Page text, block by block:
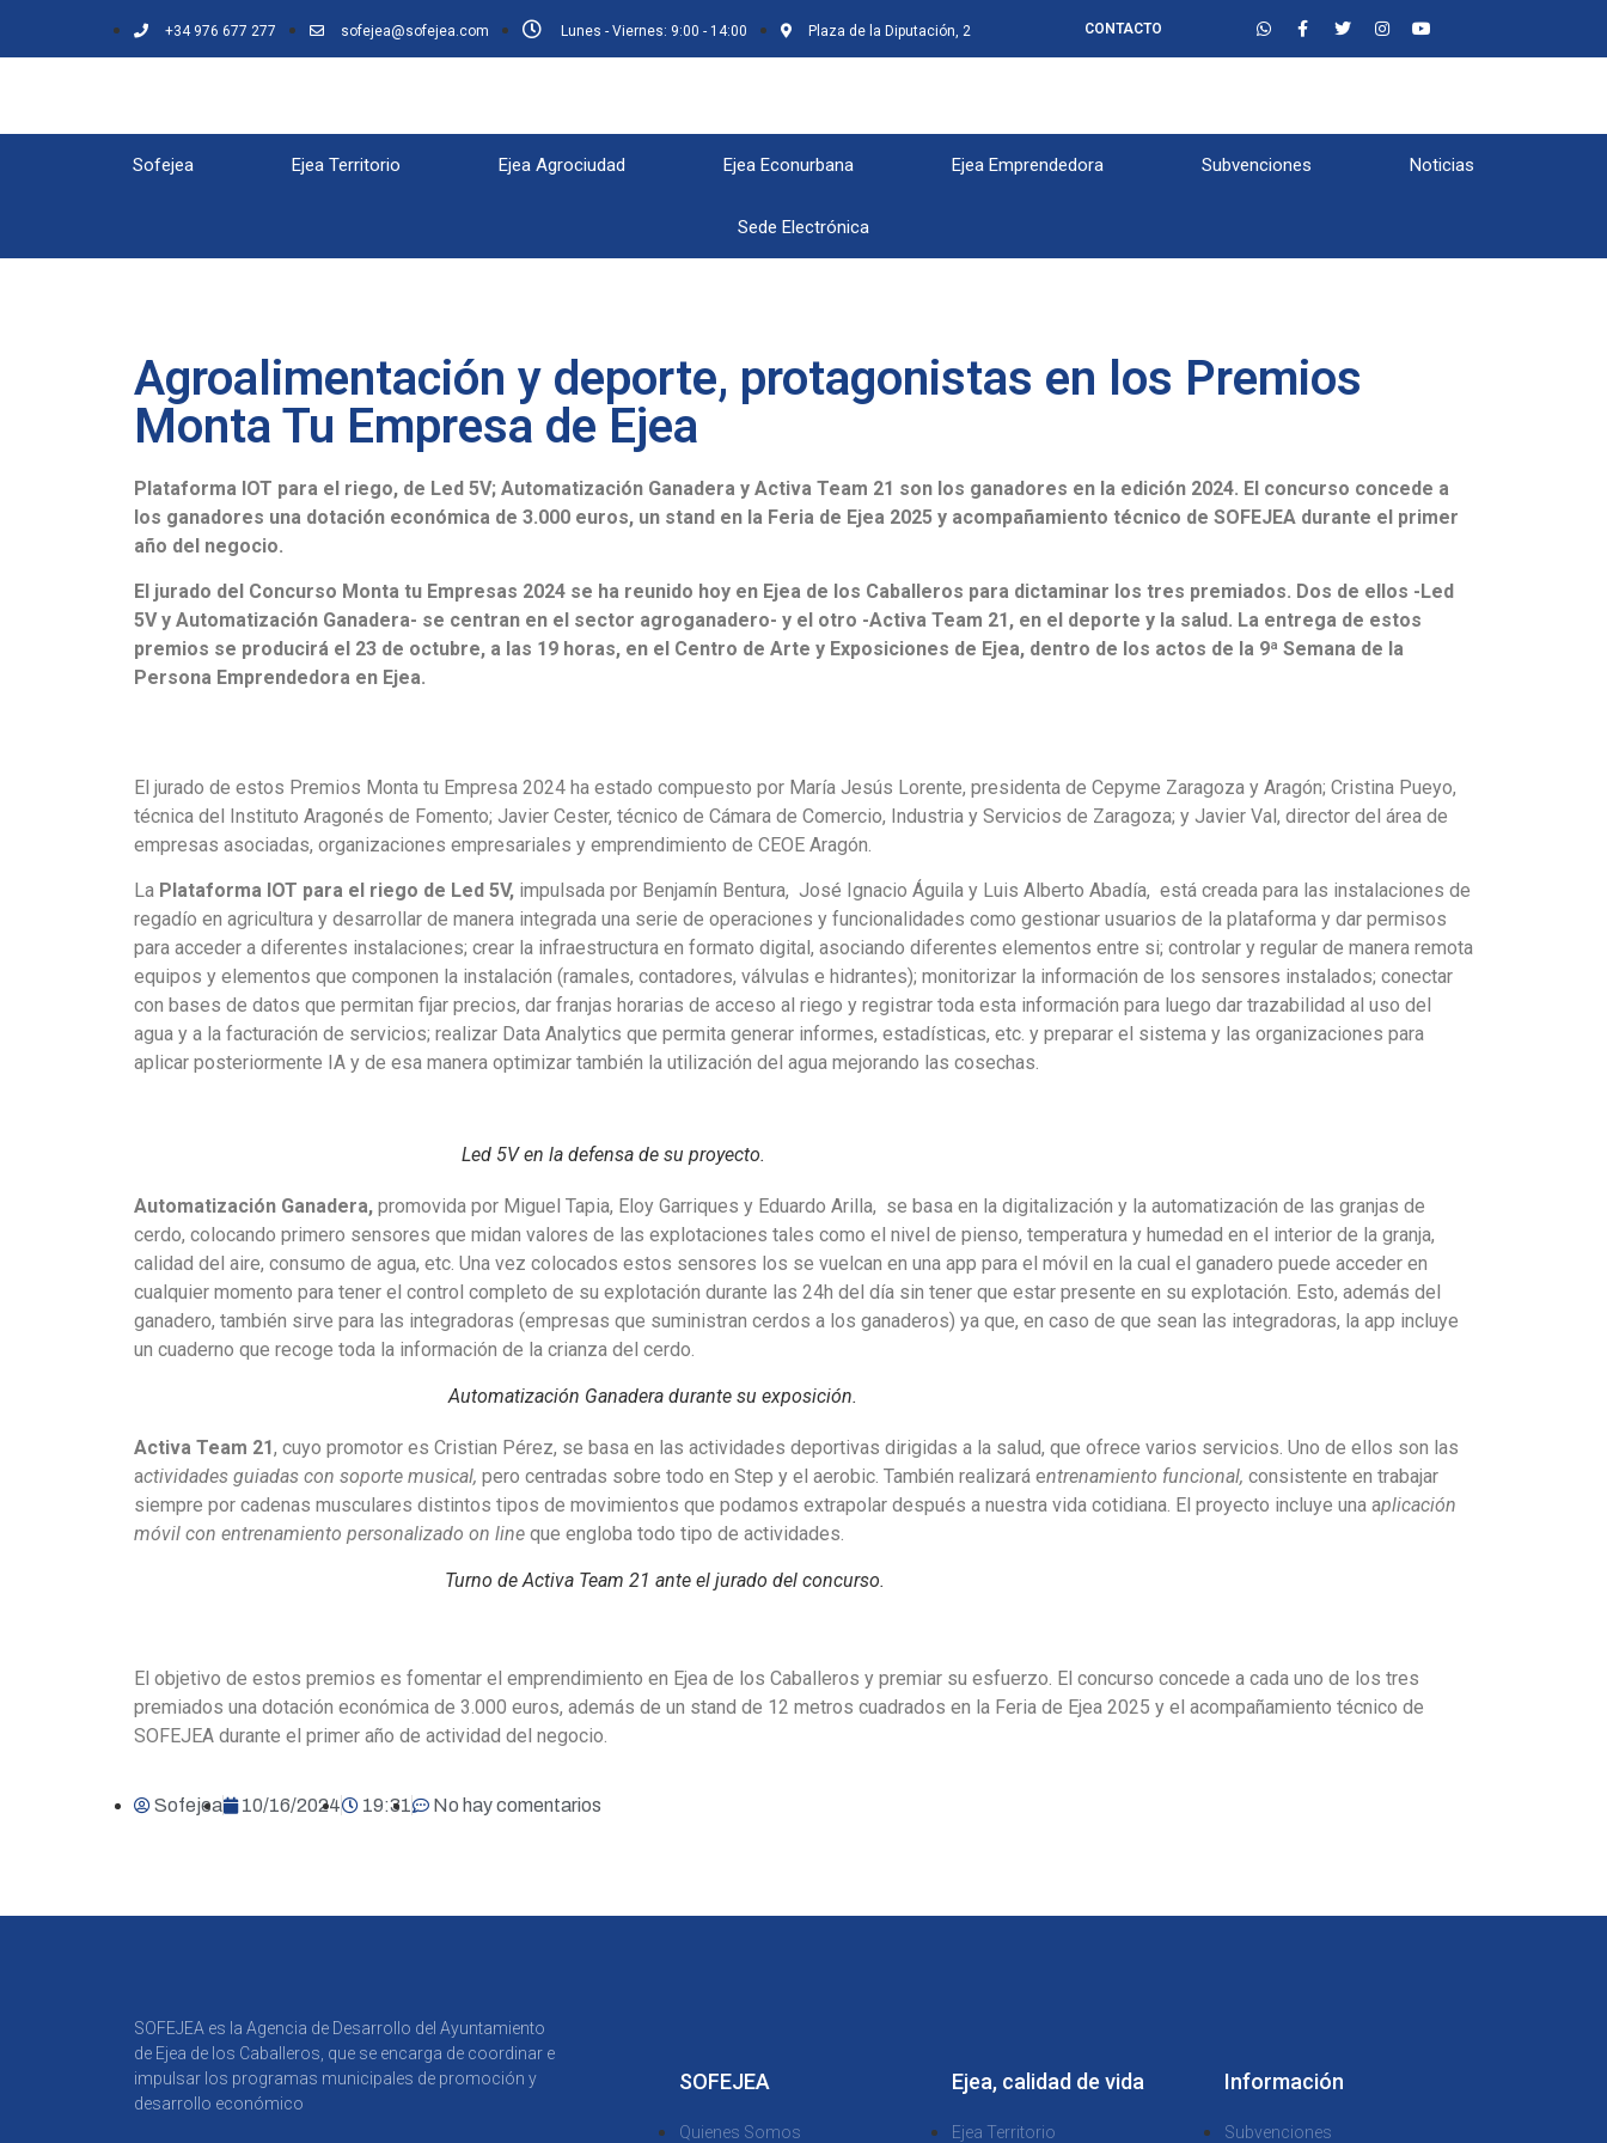
+34 976 677 277 sofejea@sofejea.com Lunes - Viernes: 9:00 - 14:00 Plaza de la Diputación, 2 CONTACTO
Sofejea Ejea Territorio Ejea Agrociudad Ejea Econurbana Ejea Emprendedora Subvenciones Noticias
Sede Electrónica
Agroalimentación y deporte, protagonistas en los Premios
Monta Tu Empresa de Ejea
Plataforma IOT para el riego, de Led 5V; Automatización Ganadera y Activa Team 21 son los ganadores en la edición 2024. El concurso concede a
los ganadores una dotación económica de 3.000 euros, un stand en la Feria de Ejea 2025 y acompañamiento técnico de SOFEJEA durante el primer
año del negocio.
El jurado del Concurso Monta tu Empresas 2024 se ha reunido hoy en Ejea de los Caballeros para dictaminar los tres premiados. Dos de ellos -Led
5V y Automatización Ganadera- se centran en el sector agroganadero- y el otro -Activa Team 21, en el deporte y la salud. La entrega de estos
premios se producirá el 23 de octubre, a las 19 horas, en el Centro de Arte y Exposiciones de Ejea, dentro de los actos de la 9ª Semana de la
Persona Emprendedora en Ejea.
El jurado de estos Premios Monta tu Empresa 2024 ha estado compuesto por María Jesús Lorente, presidenta de Cepyme Zaragoza y Aragón; Cristina Pueyo,
técnica del Instituto Aragonés de Fomento; Javier Cester, técnico de Cámara de Comercio, Industria y Servicios de Zaragoza; y Javier Val, director del área de
empresas asociadas, organizaciones empresariales y emprendimiento de CEOE Aragón.
La Plataforma IOT para el riego de Led 5V, impulsada por Benjamín Bentura, José Ignacio Águila y Luis Alberto Abadía, está creada para las instalaciones de
regadío en agricultura y desarrollar de manera integrada una serie de operaciones y funcionalidades como gestionar usuarios de la plataforma y dar permisos
para acceder a diferentes instalaciones; crear la infraestructura en formato digital, asociando diferentes elementos entre si; controlar y regular de manera remota
equipos y elementos que componen la instalación (ramales, contadores, válvulas e hidrantes); monitorizar la información de los sensores instalados; conectar
con bases de datos que permitan fijar precios, dar franjas horarias de acceso al riego y registrar toda esta información para luego dar trazabilidad al uso del
agua y a la facturación de servicios; realizar Data Analytics que permita generar informes, estadísticas, etc. y preparar el sistema y las organizaciones para
aplicar posteriormente IA y de esa manera optimizar también la utilización del agua mejorando las cosechas.
Led 5V en la defensa de su proyecto.
Automatización Ganadera, promovida por Miguel Tapia, Eloy Garriques y Eduardo Arilla, se basa en la digitalización y la automatización de las granjas de
cerdo, colocando primero sensores que midan valores de las explotaciones tales como el nivel de pienso, temperatura y humedad en el interior de la granja,
calidad del aire, consumo de agua, etc. Una vez colocados estos sensores los se vuelcan en una app para el móvil en la cual el ganadero puede acceder en
cualquier momento para tener el control completo de su explotación durante las 24h del día sin tener que estar presente en su explotación. Esto, además del
ganadero, también sirve para las integradoras (empresas que suministran cerdos a los ganaderos) ya que, en caso de que sean las integradoras, la app incluye
un cuaderno que recoge toda la información de la crianza del cerdo.
Automatización Ganadera durante su exposición.
Activa Team 21, cuyo promotor es Cristian Pérez, se basa en las actividades deportivas dirigidas a la salud, que ofrece varios servicios. Uno de ellos son las
actividades guiadas con soporte musical, pero centradas sobre todo en Step y el aerobic. También realizará entrenamiento funcional, consistente en trabajar
siempre por cadenas musculares distintos tipos de movimientos que podamos extrapolar después a nuestra vida cotidiana. El proyecto incluye una aplicación
móvil con entrenamiento personalizado on line que engloba todo tipo de actividades.
Turno de Activa Team 21 ante el jurado del concurso.
El objetivo de estos premios es fomentar el emprendimiento en Ejea de los Caballeros y premiar su esfuerzo. El concurso concede a cada uno de los tres
premiados una dotación económica de 3.000 euros, además de un stand de 12 metros cuadrados en la Feria de Ejea 2025 y el acompañamiento técnico de
SOFEJEA durante el primer año de actividad del negocio.
Sofejea 10/16/2024 19:31 No hay comentarios
SOFEJEA es la Agencia de Desarrollo del Ayuntamiento
de Ejea de los Caballeros, que se encarga de coordinar e
impulsar los programas municipales de promoción y
desarrollo económico
SOFEJEA
Quienes Somos
Ejea, calidad de vida
Ejea Territorio
Información
Subvenciones